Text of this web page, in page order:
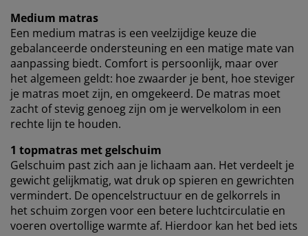
Medium matras
Een medium matras is een veelzijdige keuze die
gebalanceerde ondersteuning en een matige mate van
aanpassing biedt. Comfort is persoonlijk, maar over
het algemeen geldt: hoe zwaarder je bent, hoe steviger
je matras moet zijn, en omgekeerd. De matras moet
zacht of stevig genoeg zijn om je wervelkolom in een
rechte lijn te houden.
1 topmatras met gelschuim
Gelschuim past zich aan je lichaam aan. Het verdeelt je
gewicht gelijkmatig, wat druk op spieren en gewrichten
vermindert. De opencelstructuur en de gelkorrels in
het schuim zorgen voor een betere luchtcirculatie en
voeren overtollige warmte af. Hierdoor kan het bed iets
moment intrekken door op het cookie-icoontje te
klikken. Door op ''Alles accepteren'' te klikken, ga je
akkoord met alle drie de doeleinden. Lees meer over
onzeverzameling en verwerking van
persoonsgegevensen ons cookiebeleid.